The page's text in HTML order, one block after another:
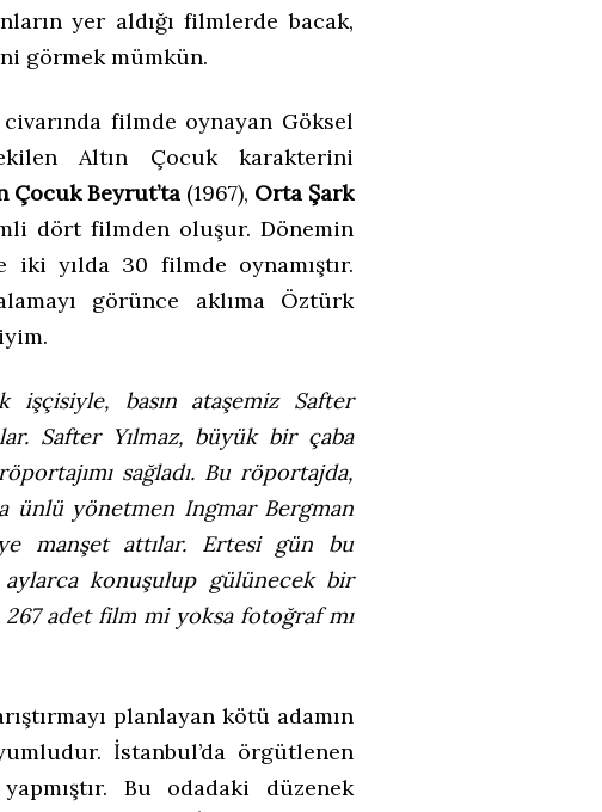
yer aldığı filmlerde bacak,
görmek mümkün.
filmde oynayan Göksel
Altın Çocuk karakterini
Çocuk Beyrut’ta (1967), Orta Şark
dört filmden oluşur. Dönemin
iki yılda 30 filmde oynamıştır.
görünce aklıma Öztürk
işçisiyle, basın ataşemiz Safter
Safter Yılmaz, büyük bir çaba
sağladı. Bu röportajda,
ünlü yönetmen Ingmar Bergman
manşet attılar. Ertesi gün bu
konuşulup gülünecek bir
adet film mi yoksa fotoğraf mı
planlayan kötü adamın
İstanbul’da örgütlenen
Bu odadaki düzenek